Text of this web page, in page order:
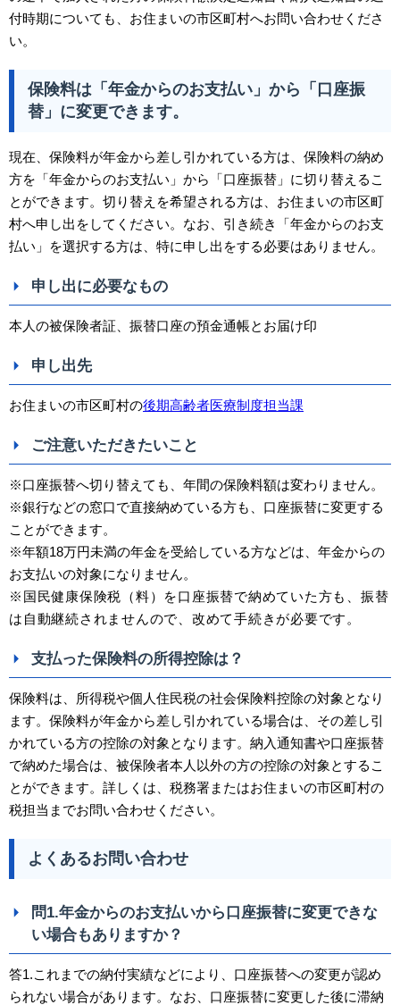
付時期についても、お住まいの市区町村へお問い合わせくださ
い。
保険料は「年金からのお支払い」から「口座振
替」に変更できます。
現在、保険料が年金から差し引かれている方は、保険料の納め
方を「年金からのお支払い」から「口座振替」に切り替えるこ
とができます。切り替えを希望される方は、お住まいの市区町
村へ申し出をしてください。なお、引き続き「年金からのお支
払い」を選択する方は、特に申し出をする必要はありません。
申し出に必要なもの
本人の被保険者証、振替口座の預金通帳とお届け印
申し出先
お住まいの市区町村の後期高齢者医療制度担当課
ご注意いただきたいこと
※口座振替へ切り替えても、年間の保険料額は変わりません。
※銀行などの窓口で直接納めている方も、口座振替に変更する
ことができます。
※年額18万円未満の年金を受給している方などは、年金からの
お支払いの対象になりません。
※国民健康保険税（料）を口座振替で納めていた方も、振替
は自動継続されませんので、改めて手続きが必要です。
支払った保険料の所得控除は？
保険料は、所得税や個人住民税の社会保険料控除の対象となり
ます。保険料が年金から差し引かれている場合は、その差し引
かれている方の控除の対象となります。納入通知書や口座振替
で納めた場合は、被保険者本人以外の方の控除の対象とするこ
とができます。詳しくは、税務署またはお住まいの市区町村の
税担当までお問い合わせください。
よくあるお問い合わせ
問1.年金からのお支払いから口座振替に変更できな
い場合もありますか？
答1.これまでの納付実績などにより、口座振替への変更が認め
られない場合があります。なお、口座振替に変更した後に滞納